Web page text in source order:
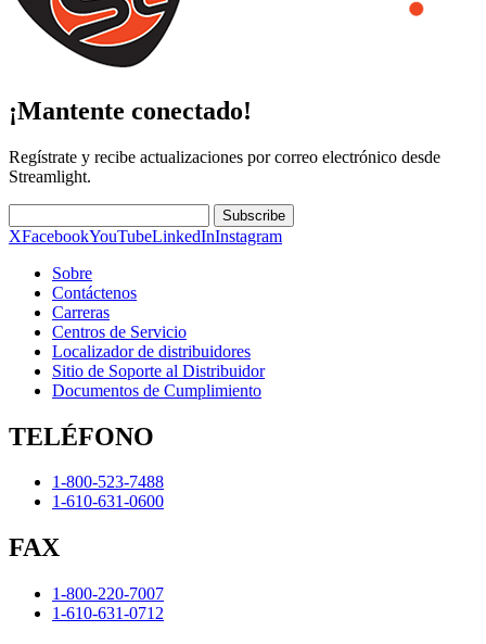
¡Mantente conectado!
Regístrate y recibe actualizaciones por correo electrónico desde
Streamlight.
Subscribe
XFacebookYouTubeLinkedInInstagram
Sobre
Contáctenos
Carreras
Centros de Servicio
Localizador de distribuidores
Sitio de Soporte al Distribuidor
Documentos de Cumplimiento
TELÉFONO
1-800-523-7488
1-610-631-0600
FAX
1-800-220-7007
1-610-631-0712